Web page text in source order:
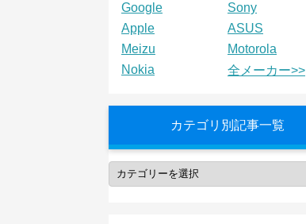
Google
Sony
Apple
ASUS
Meizu
Motorola
Nokia
全メーカー>>
カテゴリ別記事一覧